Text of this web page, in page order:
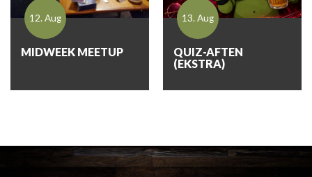
12. Aug
MIDWEEK MEETUP
13. Aug
QUIZ-AFTEN
(EKSTRA)